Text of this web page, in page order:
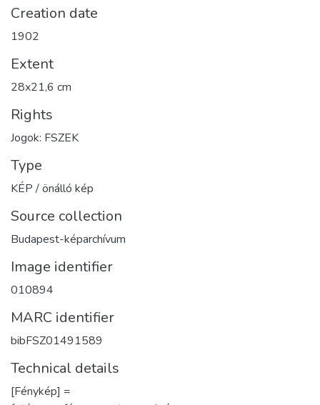
Creation date
1902
Extent
28x21,6 cm
Rights
Jogok: FSZEK
Type
KÉP / önálló kép
Source collection
Budapest-képarchívum
Image identifier
010894
MARC identifier
bibFSZ01491589
Technical details
[Fénykép] =